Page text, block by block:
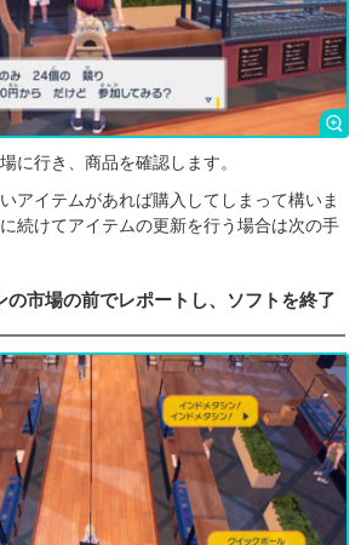
に行き、商品を確認します。
アイテムがあれば購入してしまって構いま
続けてアイテムの更新を行う場合は次の手
の市場の前でレポートし、ソフトを終了